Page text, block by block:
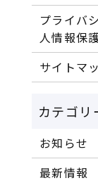
プライバ
人情報保
サイトマ
お知らせ
最新情報